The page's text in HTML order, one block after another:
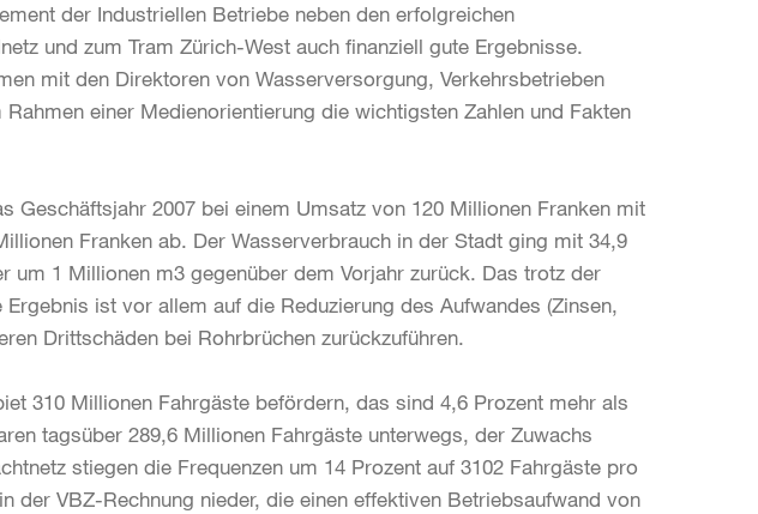
der Industriellen Betriebe neben den erfolgreichen
und zum Tram Zürich-West auch finanziell gute Ergebnisse.
mit den Direktoren von Wasserversorgung, Verkehrsbetrieben
einer Medienorientierung die wichtigsten Zahlen und Fakten
Geschäftsjahr 2007 bei einem Umsatz von 120 Millionen Franken mit
Franken ab. Der Wasserverbrauch in der Stadt ging mit 34,9
um 1 Millionen m3 gegenüber dem Vorjahr zurück. Das trotz der
ist vor allem auf die Reduzierung des Aufwandes (Zinsen,
Drittschäden bei Rohrbrüchen zurückzuführen.
310 Millionen Fahrgäste befördern, das sind 4,6 Prozent mehr als
tagsüber 289,6 Millionen Fahrgäste unterwegs, der Zuwachs
stiegen die Frequenzen um 14 Prozent auf 3102 Fahrgäste pro
der VBZ-Rechnung nieder, die einen effektiven Betriebsaufwand von